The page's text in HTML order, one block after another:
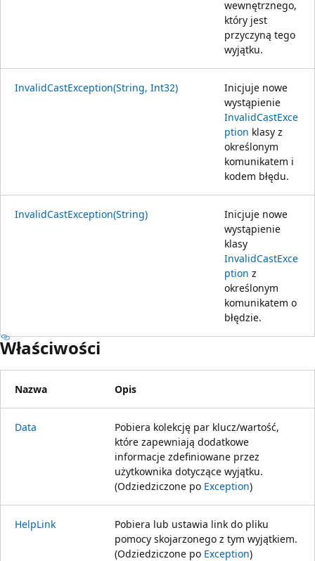
wewnętrznego,
który jest
przyczyną tego
wyjątku.
InvalidCastException(String, Int32)
Inicjuje nowe
wystąpienie
InvalidCastExce
ption klasy z
określonym
komunikatem i
kodem błędu.
InvalidCastException(String)
Inicjuje nowe
wystąpienie
klasy
InvalidCastExce
ption z
określonym
komunikatem o
błędzie.
Właściwości
Nazwa Opis
Data
Pobiera kolekcję par klucz/wartość,
które zapewniają dodatkowe
informacje zdefiniowane przez
użytkownika dotyczące wyjątku.
(Odziedziczone po Exception)
HelpLink
Pobiera lub ustawia link do pliku
pomocy skojarzonego z tym wyjątkiem.
(Odziedziczone po Exception)